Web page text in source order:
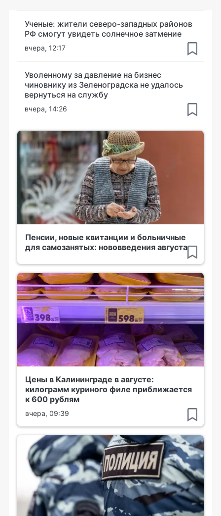
Ученые: жители северо-западных районов
РФ смогут увидеть солнечное затмение
вчера, 12:17
Уволенному за давление на бизнес
чиновнику из Зеленоградска не удалось
вернуться на службу
вчера, 14:26
Пенсии, новые квитанции и больничные
для самозанятых: нововведения августа
Цены в Калининграде в августе:
килограмм куриного филе приближается
к 600 рублям
вчера, 09:39